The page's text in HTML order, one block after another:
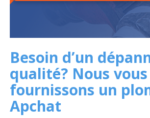
Besoin d’un
qualité? Nous vous
fournissons un
Apchat